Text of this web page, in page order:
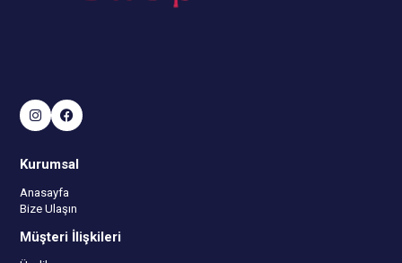
Kurumsal
Anasayfa
Bize Ulaşın
Müşteri İlişkileri